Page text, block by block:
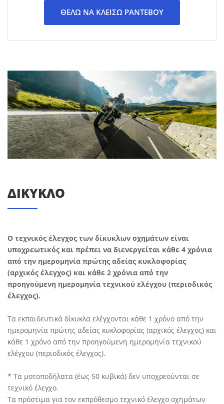
ΘΕΛΩ ΝΑ ΚΛΕΙΣΩ ΡΑΝΤΕΒΟΥ
ΔΙΚΥΚΛΟ
Ο τεχνικός έλεγχος των δίκυκλων οχημάτων είναι
υποχρεωτικός και πρέπει να διενεργείται κάθε 4 χρόνια
από την ημερομηνία πρώτης αδείας κυκλοφορίας
(αρχικός έλεγχος) και κάθε 2 χρόνια από την
προηγούμενη ημερομηνία τεχνικού ελέγχου (περιοδικός
έλεγχος).
Τα εκπαιδευτικά δίκυκλα ελέγχονται κάθε 1 χρόνο από την
ημερομηνία πρώτης αδείας κυκλοφορίας (αρχικός έλεγχος) και
κάθε 1 χρόνο από την προηγούμενη ημερομηνία τεχνικού
ελέγχου (περιοδικός έλεγχος).
* Τα μοτοποδήλατα (έως 50 κυβικά) δεν υποχρεούνται σε
τεχνικό έλεγχο.
Τα πρόστιμα για τον εκπρόθεσμο τεχνικό έλεγχο οχημάτων